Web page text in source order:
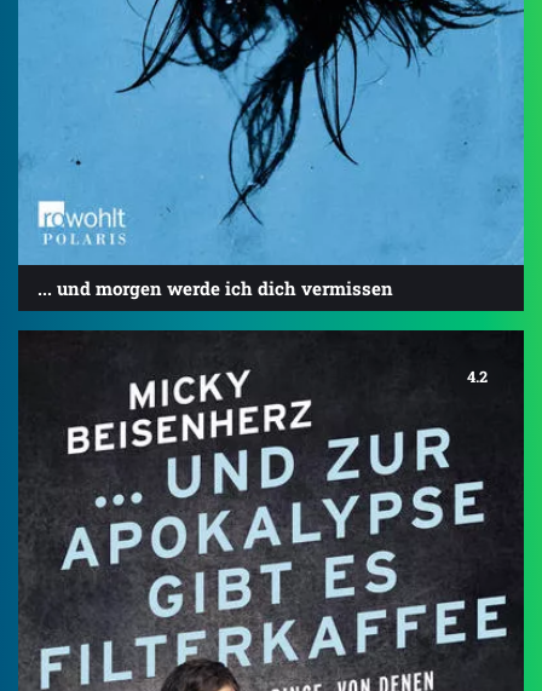
... und morgen werde ich dich vermissen
4.2